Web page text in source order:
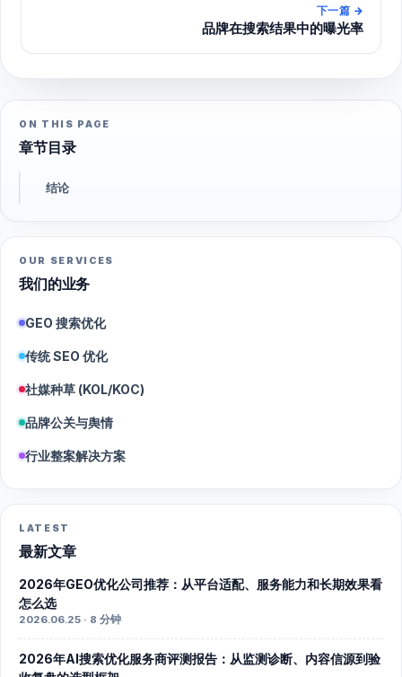
下一篇 →
品牌在搜索结果中的曝光率
ON THIS PAGE
章节目录
结论
OUR SERVICES
我们的业务
GEO 搜索优化
传统 SEO 优化
社媒种草 (KOL/KOC)
品牌公关与舆情
行业整案解决方案
LATEST
最新文章
2026年GEO优化公司推荐：从平台适配、服务能力和长期效果看
怎么选
2026.06.25 · 8 分钟
2026年AI搜索优化服务商评测报告：从监测诊断、内容信源到验